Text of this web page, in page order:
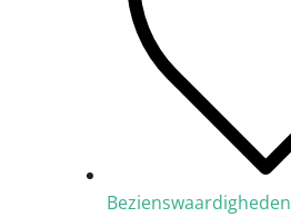
Bezienswaardigheden